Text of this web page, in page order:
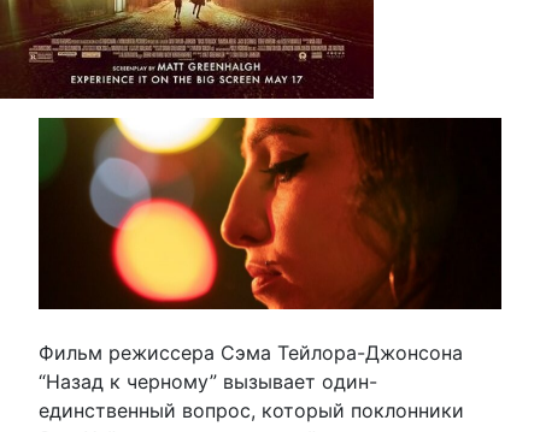
Фильм режиссера Сэма Тейлора-Джонсона
“Назад к черному” вызывает один-
единственный вопрос, который поклонники